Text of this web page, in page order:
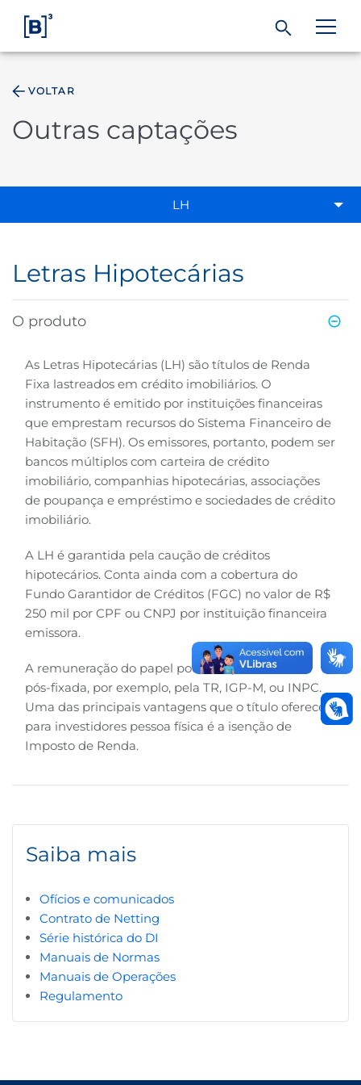
Regulação
VOLTAR
Outras captações
LH
Letras Hipotecárias
O produto
As Letras Hipotecárias (LH) são títulos de Renda
Fixa lastreados em crédito imobiliários. O
instrumento é emitido por instituições financeiras
que emprestam recursos do Sistema Financeiro de
Habitação (SFH). Os emissores, portanto, podem ser
bancos múltiplos com carteira de crédito
imobiliário, companhias hipotecárias, associações
de poupança e empréstimo e sociedades de crédito
imobiliário.
A LH é garantida pela caução de créditos
hipotecários. Conta ainda com a cobertura do
Fundo Garantidor de Créditos (FGC) no valor de R$
250 mil por CPF ou CNPJ por instituição financeira
emissora.
A remuneração do papel pode ser pré-fixada ou
pós-fixada, por exemplo, pela TR, IGP-M, ou INPC.
Uma das principais vantagens que o título oferece
para investidores pessoa física é a isenção de
Imposto de Renda.
Saiba mais
Ofícios e comunicados
Contrato de Netting
Série histórica do DI
Manuais de Normas
Manuais de Operações
Regulamento